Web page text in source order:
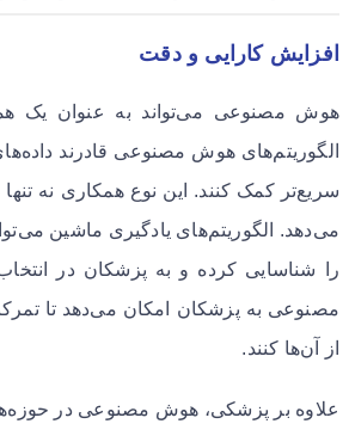
افزایش کارایی و دقت
هوش مصنوعی می‌تواند به عنوان یک
الگوریتم‌های هوش مصنوعی قادرند
سریع‌تر کمک کنند. این نوع همکاری نه
می‌دهد. الگوریتم‌های یادگیری ماشین
را شناسایی کرده و به پزشکان در
مصنوعی به پزشکان امکان می‌دهد تا
از آن‌ها کنند.
علاوه بر پزشکی، هوش مصنوعی در